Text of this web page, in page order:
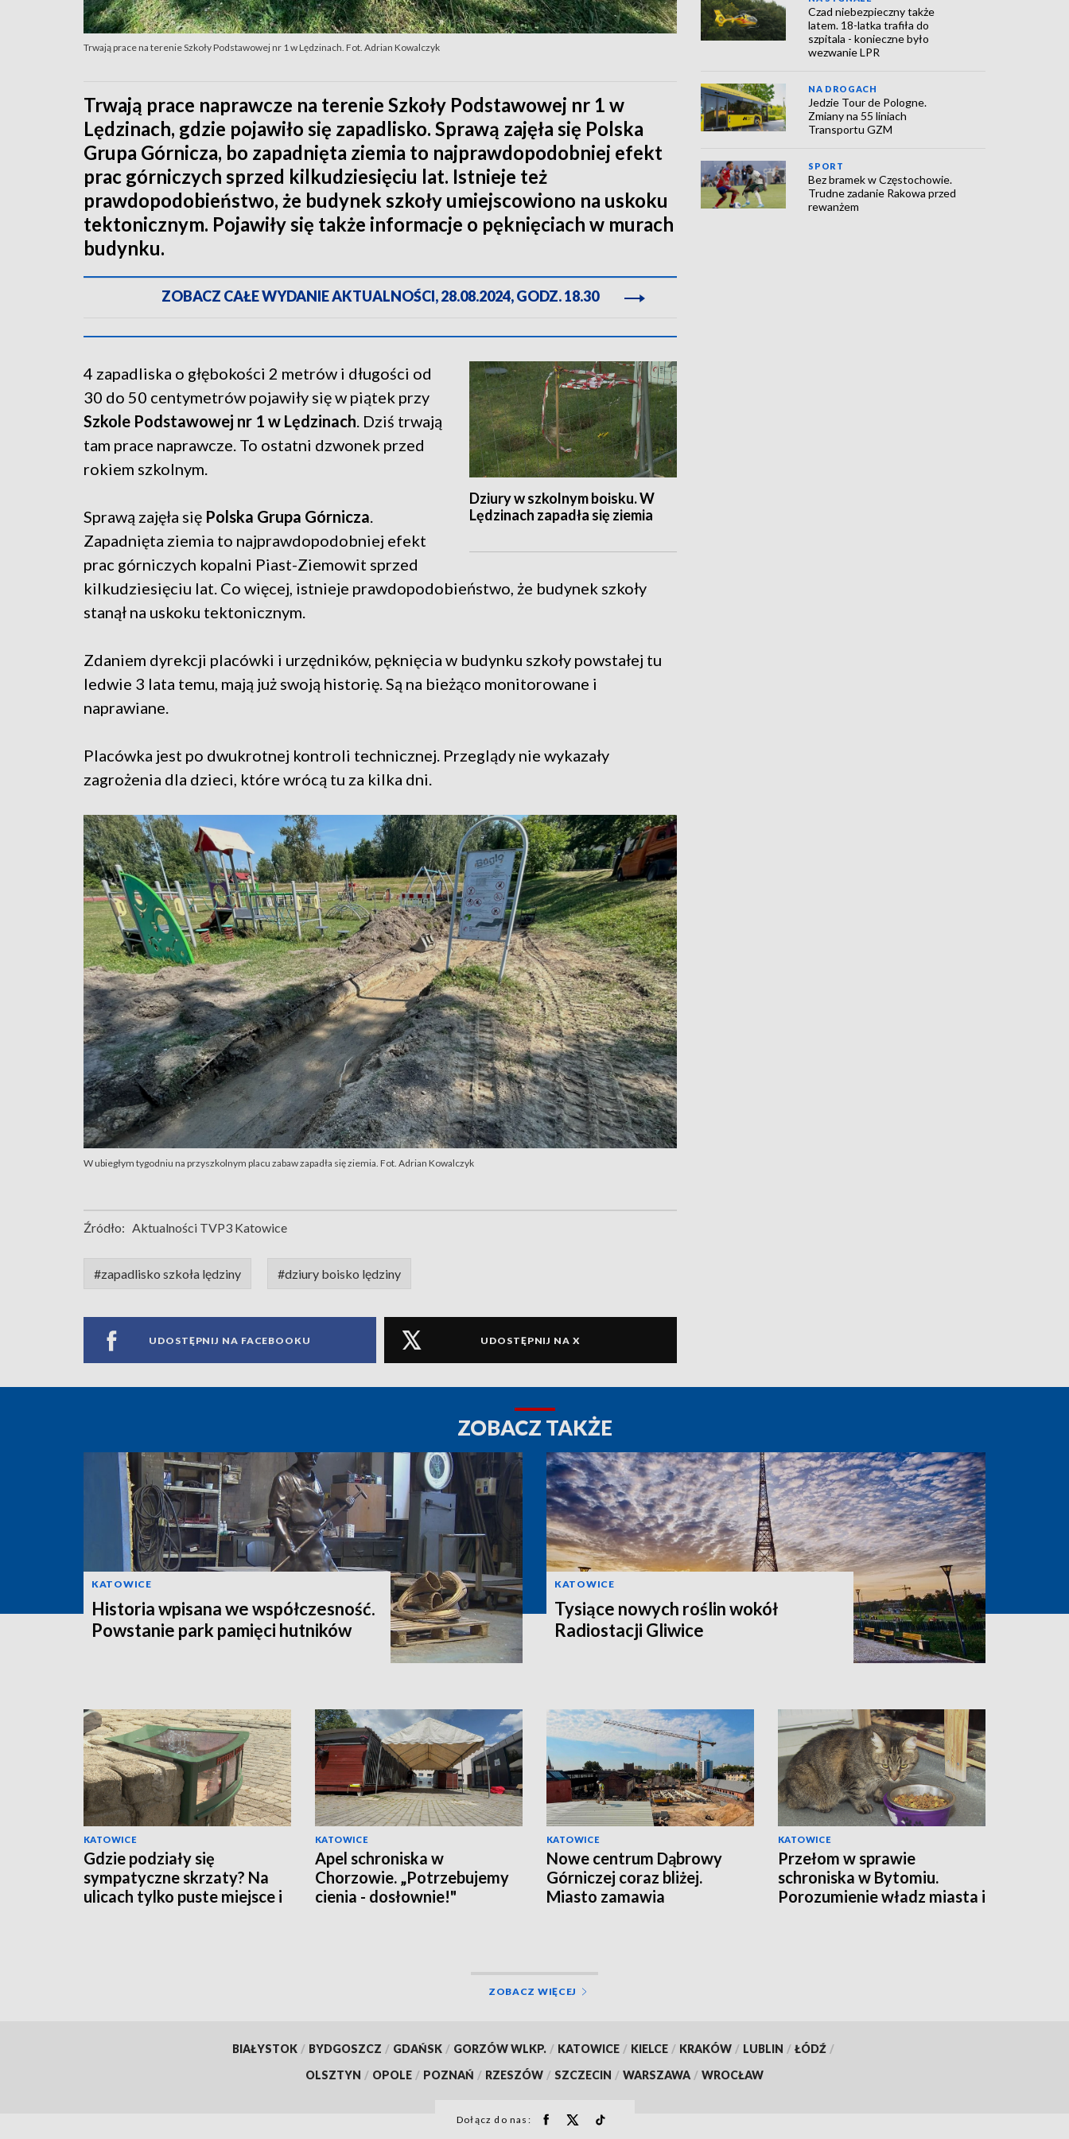
Trwają prace na terenie Szkoły Podstawowej nr 1 w Lędzinach. Fot. Adrian Kowalczyk
Trwają prace naprawcze na terenie Szkoły Podstawowej nr 1 w
Lędzinach, gdzie pojawiło się zapadlisko. Sprawą zajęła się Polska
Grupa Górnicza, bo zapadnięta ziemia to najprawdopodobniej efekt
prac górniczych sprzed kilkudziesięciu lat. Istnieje też
prawdopodobieństwo, że budynek szkoły umiejscowiono na uskoku
tektonicznym. Pojawiły się także informacje o pęknięciach w murach
budynku.
ZOBACZ CAŁE WYDANIE AKTUALNOŚCI, 28.08.2024, GODZ. 18.30
Dziury w szkolnym boisku. W
Lędzinach zapadła się ziemia
4 zapadliska o głębokości 2 metrów i długości od
30 do 50 centymetrów pojawiły się w piątek przy
Szkole Podstawowej nr 1 w Lędzinach . Dziś trwają
tam prace naprawcze. To ostatni dzwonek przed
rokiem szkolnym.
Sprawą zajęła się Polska Grupa Górnicza
Zapadnięta ziemia to najprawdopodobniej efekt
prac górniczych kopalni Piast-Ziemowit sprzed
kilkudziesięciu lat. Co więcej, istnieje prawdopodobieństwo, że budynek szkoły
stanął na uskoku tektonicznym.
Zdaniem dyrekcji placówki i urzędników, pęknięcia w budynku szkoły powstałej tu
ledwie 3 lata temu, mają już swoją historię. Są na bieżąco monitorowane i
naprawiane.
Placówka jest po dwukrotnej kontroli technicznej. Przeglądy nie wykazały
zagrożenia dla dzieci, które wrócą tu za kilka dni.
W ubiegłym tygodniu na przyszkolnym placu zabaw zapadła się ziemia. Fot. Adrian Kowalczyk
Źródło: Aktualności TVP3 Katowice
#zapadlisko szkoła lędziny #dziury boisko lędziny
UDOSTĘPNIJ NA FACEBOOKU UDOSTĘPNIJ NA X
Czad niebezpieczny także
latem. 18-latka trafiła do
szpitala - konieczne było
wezwanie LPR
NA DROGACH
Jedzie Tour de Pologne.
Zmiany na 55 liniach
Transportu GZM
SPORT
Bez bramek w Częstochowie.
Trudne zadanie Rakowa przed
rewanżem
ZOBACZ TAKŻE
KATOWICE
Historia wpisana we współczesność.
Powstanie park pamięci hutników
KATOWICE
Tysiące nowych roślin wokół
Radiostacji Gliwice
KATOWICE
Gdzie podziały się
sympatyczne skrzaty? Na
ulicach tylko puste miejsce i
KATOWICE
Apel schroniska w
Chorzowie. „Potrzebujemy
cienia - dosłownie!"
KATOWICE
Nowe centrum Dąbrowy
Górniczej coraz bliżej.
Miasto zamawia
KATOWICE
Przełom w sprawie
schroniska w Bytomiu.
Porozumienie władz miasta i
ZOBACZ WIĘCEJ
BIAŁYSTOK / BYDGOSZCZ / GDAŃSK / GORZÓW WLKP. / KATOWICE / KIELCE / KRAKÓW / LUBLIN / ŁÓDŹ /
OLSZTYN / OPOLE / POZNAŃ / RZESZÓW / SZCZECIN / WARSZAWA / WROCŁAW
Dołącz do nas: